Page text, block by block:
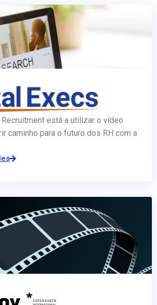
está a utilizar o vídeo
caminho para o futuro dos RH com a